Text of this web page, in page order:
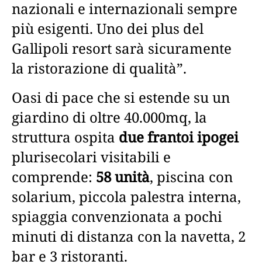
nazionali e internazionali sempre
più esigenti. Uno dei plus del
Gallipoli resort sarà sicuramente
la ristorazione di qualità”.
Oasi di pace che si estende su un
giardino di oltre 40.000mq, la
struttura ospita due frantoi ipogei
plurisecolari visitabili e
comprende: 58 unità, piscina con
solarium, piccola palestra interna,
spiaggia convenzionata a pochi
minuti di distanza con la navetta, 2
bar e 3 ristoranti.